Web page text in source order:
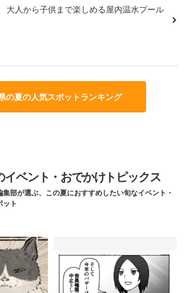
大人から子供まで楽しめる屋内温水プール
の夏の人気スポットランキング
イベント・おでかけトピックス
集部が選ぶ、この夏におすすめしたい旬なイベント・
ット